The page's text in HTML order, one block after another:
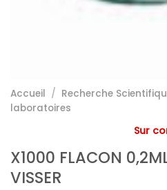
Accueil / Recherche
laboratoires
Sur
X1000 FLACON
VISSER